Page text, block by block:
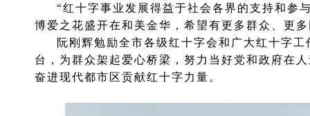
“红十字事业发展得益于社会各界的支持和参
博爱之花盛开在和美金华，希望有更多群众、更
阮刚辉勉励全市各级红十字会和广大红十字
台，为群众架起爱心桥梁，努力当好党和政府在
奋进现代都市区贡献红十字力量。